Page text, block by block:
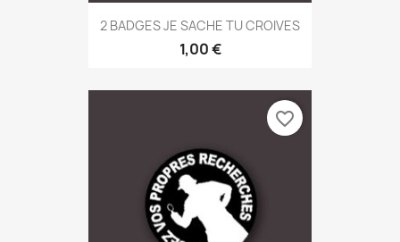
2 BADGES JE SACHE TU CROIVES
1,00 €
favorite_border